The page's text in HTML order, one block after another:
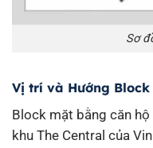
Sơ
Vị trí và Hướng
Block mặt bằng căn
khu The Central của